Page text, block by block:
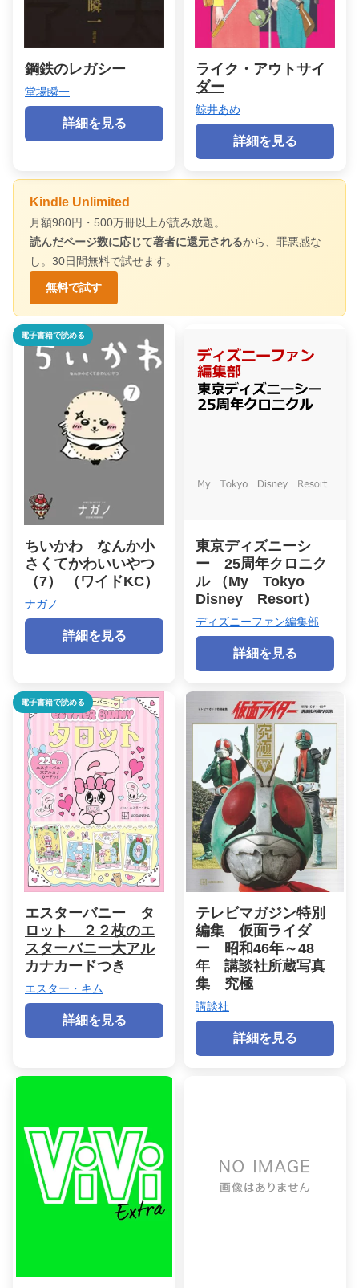
鋼鉄のレガシー
堂場瞬一
詳細を見る
ライク・アウトサイ
ダー
鯨井あめ
詳細を見る
Kindle Unlimited
月額980円・500万冊以上が読み放題。
読んだページ数に応じて著者に還元されるから、罪悪感な
し。30日間無料で試せます。
無料で試す
電子書籍で読める
ちいかわ なんか小
さくてかわいいやつ
（7） （ワイドKC）
ナガノ
詳細を見る
東京ディズニーシ
ー 25周年クロニク
ル （My Tokyo
Disney Resort）
ディズニーファン編集部
詳細を見る
電子書籍で読める
エスターバニー タ
ロット ２２枚のエ
スターバニー大アル
カナカードつき
エスター・キム
詳細を見る
テレビマガジン特別
編集 仮面ライダ
ー 昭和46年～48
年 講談社所蔵写真
集 究極
講談社
詳細を見る